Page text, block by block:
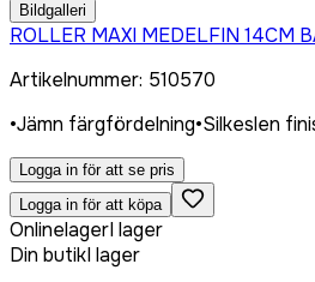
Bildgalleri
ROLLER MAXI MEDELFIN 14CM
Artikelnummer: 510570
•Jämn färgfördelning•Silkeslen
Logga in för att se pris
Logga in för att köpa
OnlinelagerI lager
Din butikI lager